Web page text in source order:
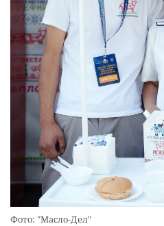
Фото: "Масло-Дел"